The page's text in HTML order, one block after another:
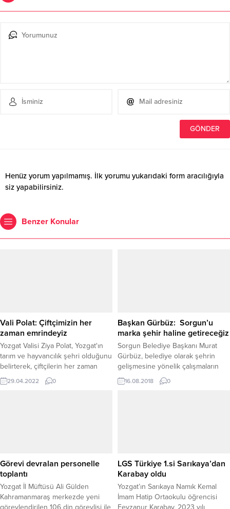
Henüz yorum yapılmamış. İlk yorumu yukarıdaki form aracılığıyla
siz yapabilirsiniz.
Benzer Konular
Vali Polat: Çiftçimizin her
zaman emrindeyiz
Yozgat Valisi Ziya Polat, Yozgat'ın
tarım ve hayvancılık şehri olduğunu
belirterek, çiftçilerin her zaman
emrinde olduklarını söyledi.
29.04.2022 0
Başkan Gürbüz: Sorgun’u
marka şehir haline getireceğiz
Sorgun Belediye Başkanı Murat
Gürbüz, belediye olarak şehrin
gelişmesine yönelik çalışmaların
hızlı bir şekilde devam ettiğini
belirterek, Sorgun’u marka şehir
16.08.2018 0
Görevi devralan personelle
toplantı
Yozgat İl Müftüsü Ali Gülden
Kahramanmaraş merkezde yeni
görevlendirilen 106 din görevlisi ile
LGS Türkiye 1.si Sarıkaya’dan
Karabay oldu
Yozgat’ın Sarıkaya Namık Kemal
İmam Hatip Ortaokulu öğrencisi
Feyzanur Karabay, 2023 yılı